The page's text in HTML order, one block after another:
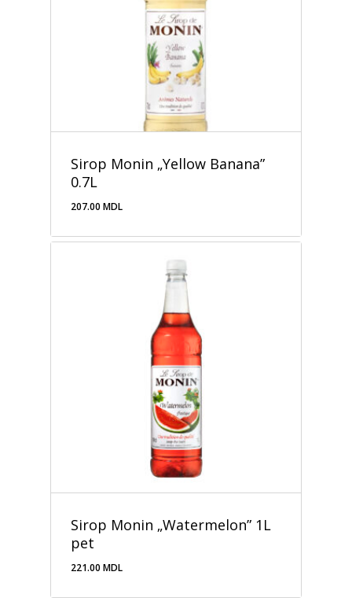
Sirop Monin „Yellow Banana”
0.7L
207.00 MDL
Sirop Monin „Watermelon” 1L
pet
221.00 MDL